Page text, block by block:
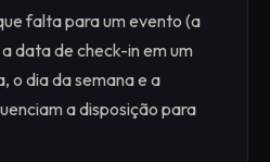
falta para um evento (a
data de check-in em um
o dia da semana e a
a disposição para